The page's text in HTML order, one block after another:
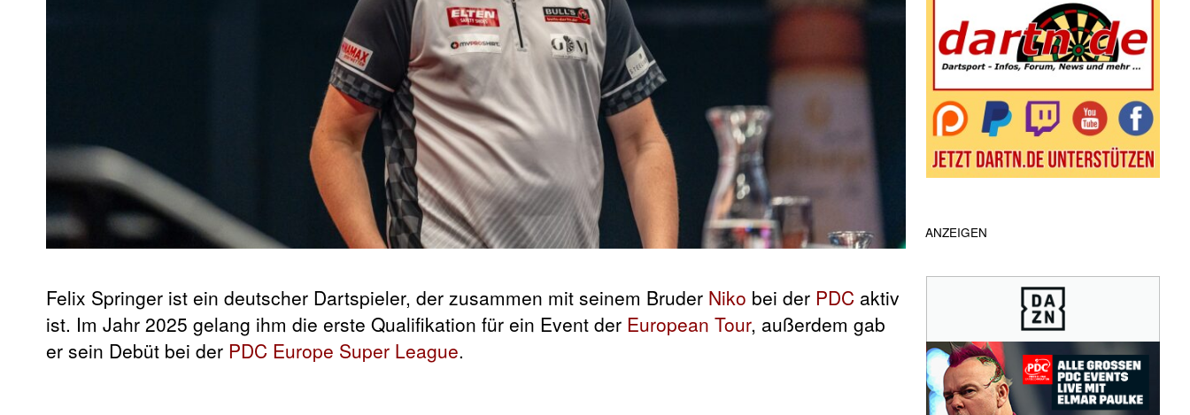
Felix Springer ist ein deutscher Dartspieler, der zusammen mit seinem Bruder Niko bei der PDC aktiv
ist. Im Jahr 2025 gelang ihm die erste Qualifikation für ein Event der European Tour, außerdem gab
er sein Debüt bei der PDC Europe Super League.
ANZEIGEN